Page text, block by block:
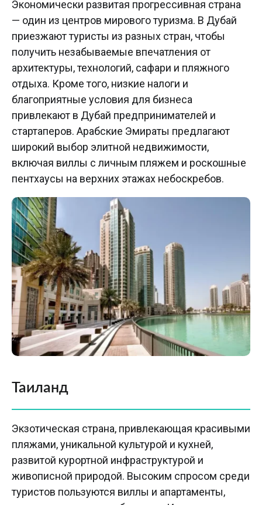
Экономически развитая прогрессивная страна
— один из центров мирового туризма. В Дубай
приезжают туристы из разных стран, чтобы
получить незабываемые впечатления от
архитектуры, технологий, сафари и пляжного
отдыха. Кроме того, низкие налоги и
благоприятные условия для бизнеса
привлекают в Дубай предпринимателей и
стартаперов. Арабские Эмираты предлагают
широкий выбор элитной недвижимости,
включая виллы с личным пляжем и роскошные
пентхаусы на верхних этажах небоскребов.
Таиланд
Экзотическая страна, привлекающая красивыми
пляжами, уникальной культурой и кухней,
развитой курортной инфраструктурой и
живописной природой. Высоким спросом среди
туристов пользуются виллы и апартаменты,